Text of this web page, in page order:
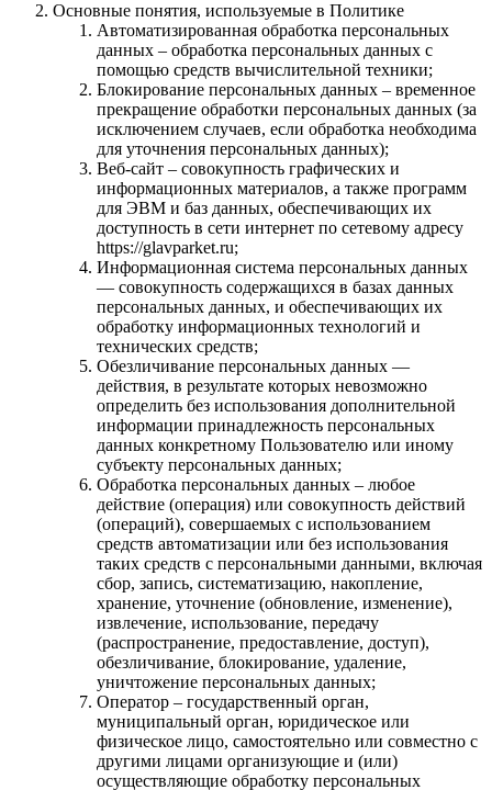
Основные понятия, используемые в Политике
Автоматизированная обработка персональных
данных – обработка персональных данных с
помощью средств вычислительной техники;
Блокирование персональных данных – временное
прекращение обработки персональных данных (за
исключением случаев, если обработка необходима
для уточнения персональных данных);
Веб-сайт – совокупность графических и
информационных материалов, а также программ
для ЭВМ и баз данных, обеспечивающих их
доступность в сети интернет по сетевому адресу
https://glavparket.ru;
Информационная система персональных данных
— совокупность содержащихся в базах данных
персональных данных, и обеспечивающих их
обработку информационных технологий и
технических средств;
Обезличивание персональных данных —
действия, в результате которых невозможно
определить без использования дополнительной
информации принадлежность персональных
данных конкретному Пользователю или иному
субъекту персональных данных;
Обработка персональных данных – любое
действие (операция) или совокупность действий
(операций), совершаемых с использованием
средств автоматизации или без использования
таких средств с персональными данными, включая
сбор, запись, систематизацию, накопление,
хранение, уточнение (обновление, изменение),
извлечение, использование, передачу
(распространение, предоставление, доступ),
обезличивание, блокирование, удаление,
уничтожение персональных данных;
Оператор – государственный орган,
муниципальный орган, юридическое или
физическое лицо, самостоятельно или совместно с
другими лицами организующие и (или)
осуществляющие обработку персональных